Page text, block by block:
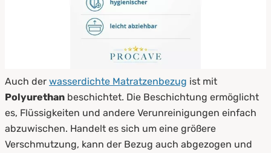
Auch der wasserdichte Matratzenbezug ist mit
Polyurethan beschichtet. Die Beschichtung ermöglicht
es, Flüssigkeiten und andere Verunreinigungen einfach
abzuwischen. Handelt es sich um eine größere
Verschmutzung, kann der Bezug auch abgezogen und